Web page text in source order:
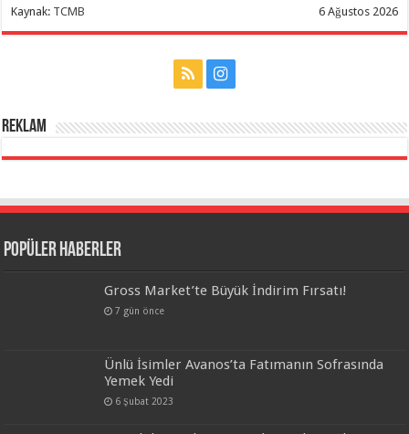
Kaynak: TCMB 6 Ağustos 2026
Reklam
Popüler Haberler
Gross Market’te Büyük İndirim Fırsatı!
7 gün önce
Ünlü İsimler Avanos’ta Fatımanın Sofrasında
Yemek Yedi
6 Şubat 2023